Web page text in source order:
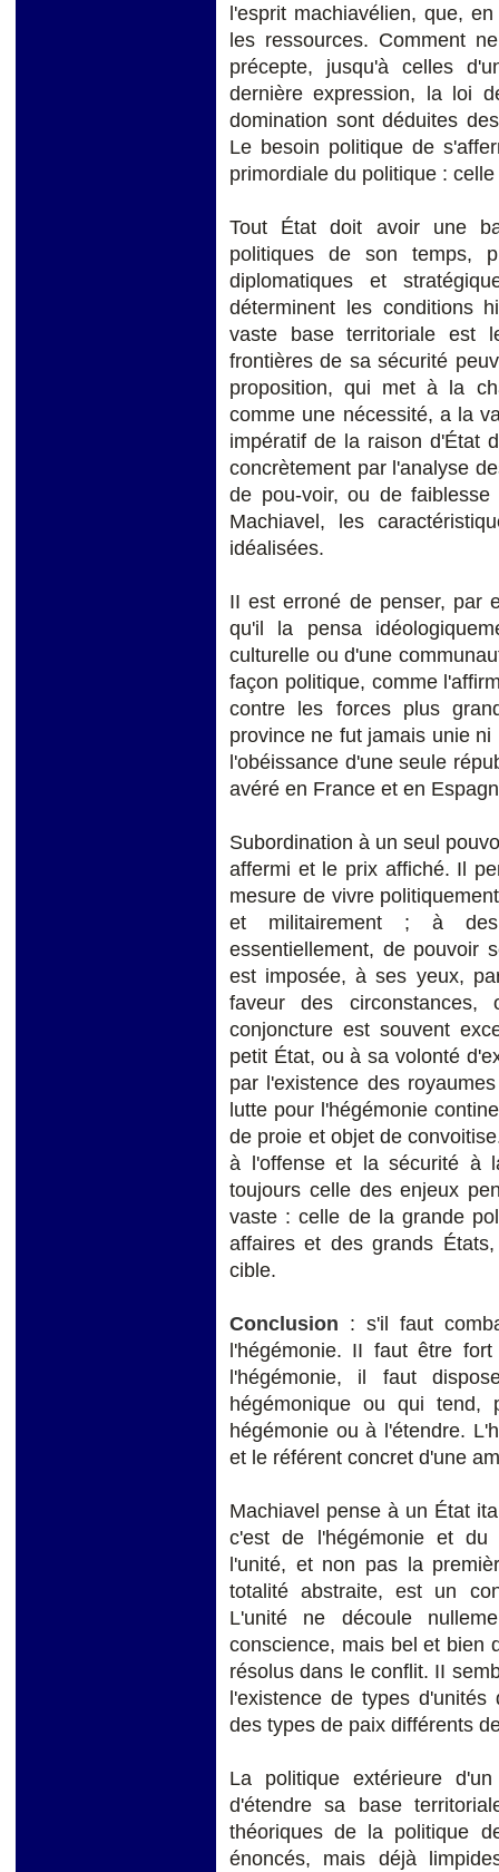
l'esprit machiavélien, que,
les ressources. Comment
précepte, jusqu'à celles
dernière expression, la loi
domination sont déduites
Le besoin politique de
primordiale du politique :
Tout État doit avoir une
politiques de son temps,
diplomatiques et
déterminent les conditions
vaste base territoriale est
frontières de sa sécurité
proposition, qui met à la
comme une nécessité, a la
impératif de la raison d'État
concrètement par l'analyse
de pou-voir, ou de faiblesse
Machiavel, les
idéalisées.
II est erroné de penser, par
qu'il la pensa
culturelle ou d'une
façon politique, comme
contre les forces plus
province ne fut jamais unie
l'obéissance d'une seule
avéré en France et en
Subordination à un seul
affermi et le prix affiché. Il
mesure de vivre
et militairement ; à
essentiellement, de pouvoir
est imposée, à ses yeux,
faveur des
conjoncture est souvent
petit État, ou à sa volonté
par l'existence des
lutte pour l'hégémonie
de proie et objet de
à l'offense et la sécurité à
toujours celle des enjeux
vaste : celle de la grande
affaires et des grands
cible.
Conclusion : s'il faut
l'hégémonie. II faut être
l'hégémonie, il faut
hégémonique ou qui
hégémonie ou à l'étendre.
et le référent concret d'une
Machiavel pense à un État
c'est de l'hégémonie et du
l'unité, et non pas la
totalité abstraite, est un
L'unité ne découle
conscience, mais bel et bien
résolus dans le conflit. II
l'existence de types
des types de paix différents
La politique extérieure
d'étendre sa base
théoriques de la politique
énoncés, mais déjà